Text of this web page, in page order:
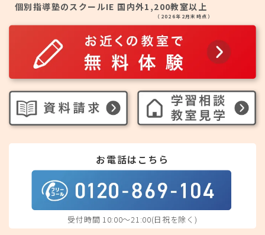
個別指導塾のスクールIE 国内外1,200教室以上
（2026年2月末時点）
お電話はこちら
受付時間 10:00～21:00(日祝を除く)